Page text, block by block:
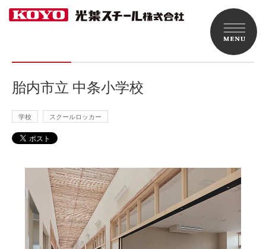
胎内市立 中条小学校
学校 スクールロッカー